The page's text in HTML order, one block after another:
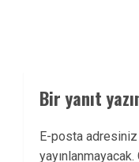
Bir yanıt
E-posta adresiniz
yayınlanmayacak.